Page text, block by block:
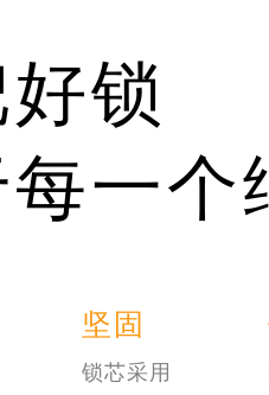
锁
一个
坚固
锁芯采用